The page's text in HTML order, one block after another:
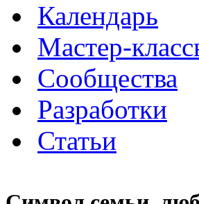
Календарь
Мастер-
Сообщества
Разработки
Статьи